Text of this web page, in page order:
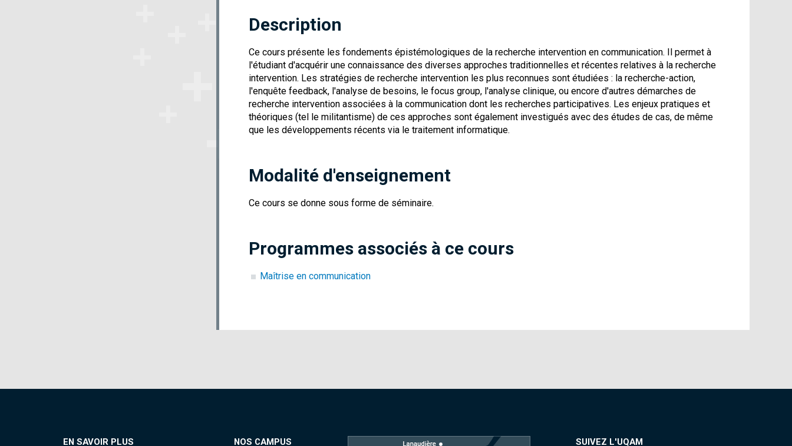
Description
Ce cours présente les fondements épistémologiques de la recherche intervention en communication. Il permet à
l'étudiant d'acquérir une connaissance des diverses approches traditionnelles et récentes relatives à la recherche
intervention. Les stratégies de recherche intervention les plus reconnues sont étudiées : la recherche-action,
l'enquête feedback, l'analyse de besoins, le focus group, l'analyse clinique, ou encore d'autres démarches de
recherche intervention associées à la communication dont les recherches participatives. Les enjeux pratiques et
théoriques (tel le militantisme) de ces approches sont également investigués avec des études de cas, de même
que les développements récents via le traitement informatique.
Modalité d'enseignement
Ce cours se donne sous forme de séminaire.
Programmes associés à ce cours
Maîtrise en communication
EN SAVOIR PLUS NOS CAMPUS SUIVEZ L'UQAM